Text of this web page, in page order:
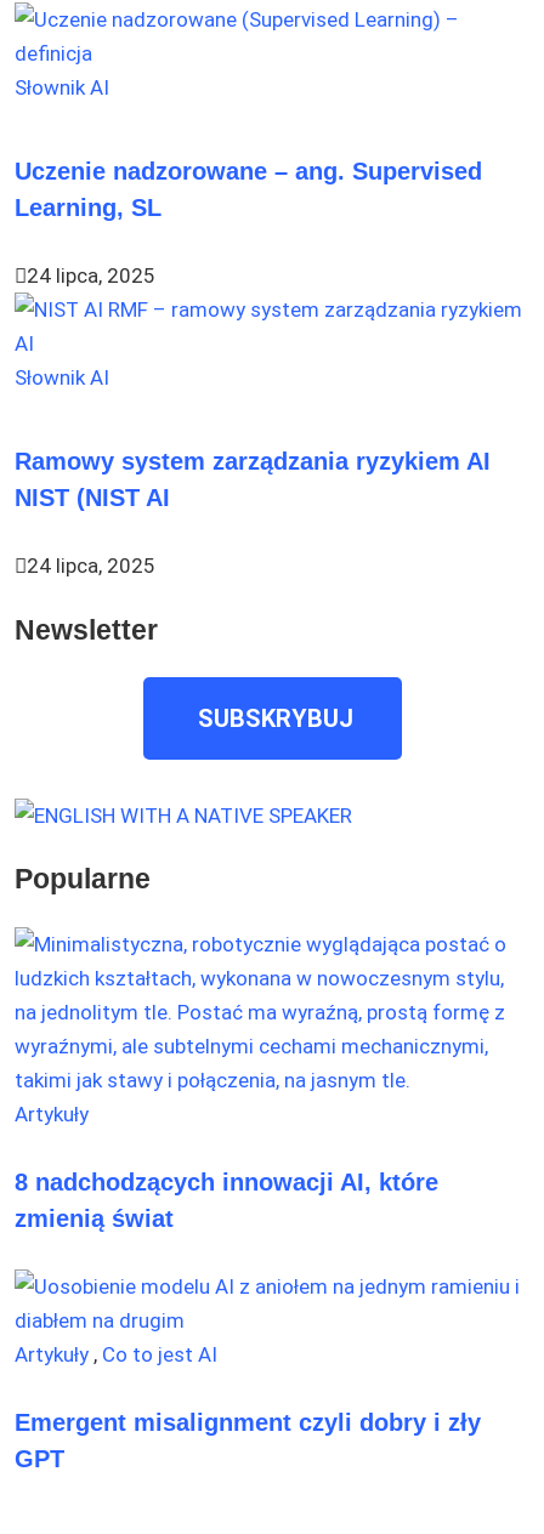
Słownik AI
Uczenie nadzorowane – ang. Supervised
Learning, SL
24 lipca, 2025
Słownik AI
Ramowy system zarządzania ryzykiem AI
NIST (NIST AI
24 lipca, 2025
Newsletter
SUBSKRYBUJ
Popularne
Artykuły
8 nadchodzących innowacji AI, które
zmienią świat
Artykuły , Co to jest AI
Emergent misalignment czyli dobry i zły
GPT